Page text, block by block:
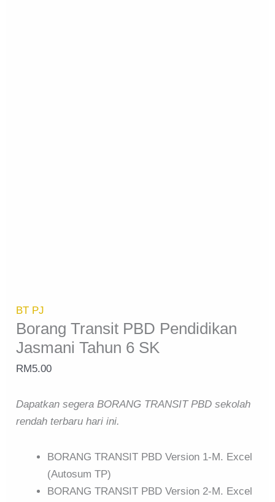
BT PJ
Borang Transit PBD Pendidikan
Jasmani Tahun 6 SK
RM5.00
Dapatkan segera BORANG TRANSIT PBD sekolah
rendah terbaru hari ini.
BORANG TRANSIT PBD Version 1-M. Excel
(Autosum TP)
BORANG TRANSIT PBD Version 2-M. Excel